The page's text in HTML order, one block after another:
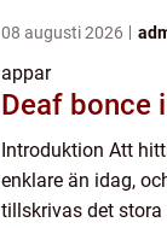
08 augusti 2026
appar
Deaf bonce
Introduktion Att
enklare än idag,
tillskrivas det